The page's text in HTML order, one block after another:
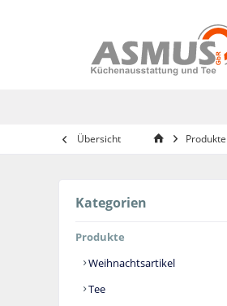
Übersicht Produkte
Kategorien
Produkte
Weihnachtsartikel
Tee